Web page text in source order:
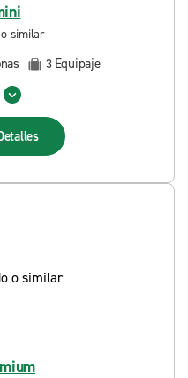
o similar
3 Equipaje